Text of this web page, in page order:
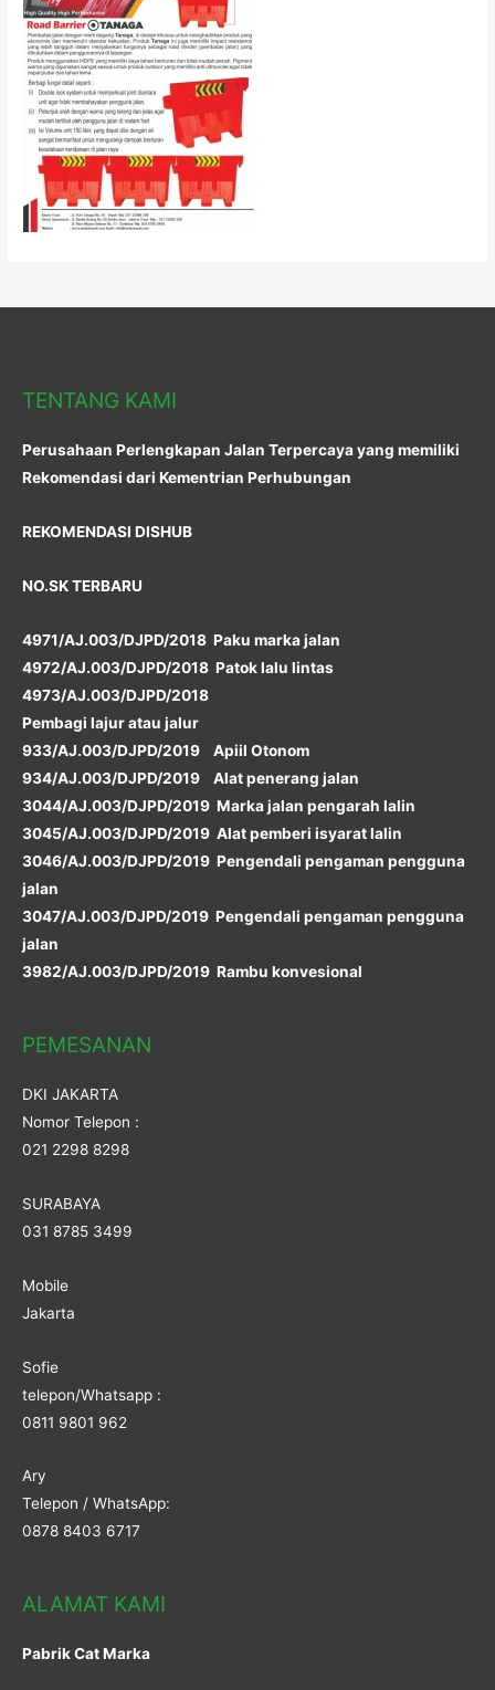
TENTANG KAMI
Perusahaan Perlengkapan Jalan Terpercaya yang memiliki
Rekomendasi dari Kementrian Perhubungan
REKOMENDASI DISHUB
NO.SK TERBARU
4971/AJ.003/DJPD/2018 Paku marka jalan
4972/AJ.003/DJPD/2018 Patok lalu lintas
4973/AJ.003/DJPD/2018
Pembagi lajur atau jalur
933/AJ.003/DJPD/2019 Apiil Otonom
934/AJ.003/DJPD/2019 Alat penerang jalan
3044/AJ.003/DJPD/2019 Marka jalan pengarah lalin
3045/AJ.003/DJPD/2019 Alat pemberi isyarat lalin
3046/AJ.003/DJPD/2019 Pengendali pengaman pengguna
jalan
3047/AJ.003/DJPD/2019 Pengendali pengaman pengguna
jalan
3982/AJ.003/DJPD/2019 Rambu konvesional
PEMESANAN
DKI JAKARTA
Nomor Telepon :
021 2298 8298
SURABAYA
031 8785 3499
Mobile
Jakarta
Sofie
telepon/Whatsapp :
0811 9801 962
Ary
Telepon / WhatsApp:
0878 8403 6717
ALAMAT KAMI
Pabrik Cat Marka